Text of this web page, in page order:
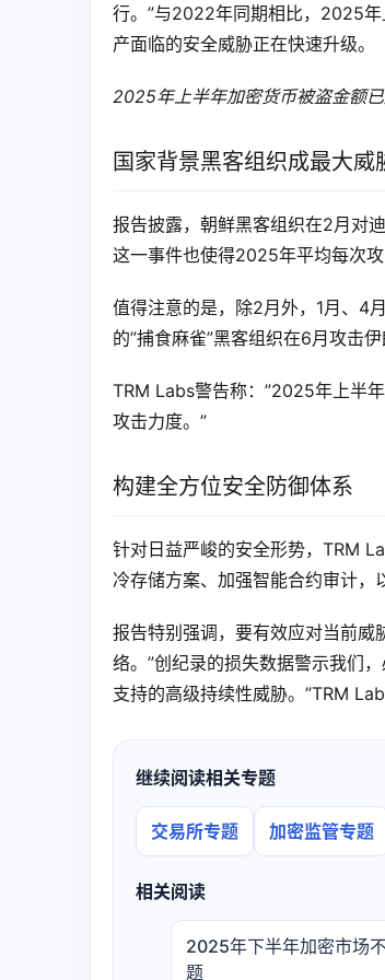
行。”与2022年同期相比，2025
产面临的安全威胁正在快速升级。
2025年上半年加密货币被盗金额
国家背景黑客组织成最大威
报告披露，朝鲜黑客组织在2月对
这一事件也使得2025年平均每次
值得注意的是，除2月外，1月、4
的”捕食麻雀”黑客组织在6月攻击
TRM Labs警告称：”2025年上半
攻击力度。”
构建全方位安全防御体系
针对日益严峻的安全形势，TRM
冷存储方案、加强智能合约审计，
报告特别强调，要有效应对当前威
络。”创纪录的损失数据警示我们
支持的高级持续性威胁。”TRM
继续阅读相关专题
交易所专题 加密监管专题
相关阅读
2025年下半年加密市场
题